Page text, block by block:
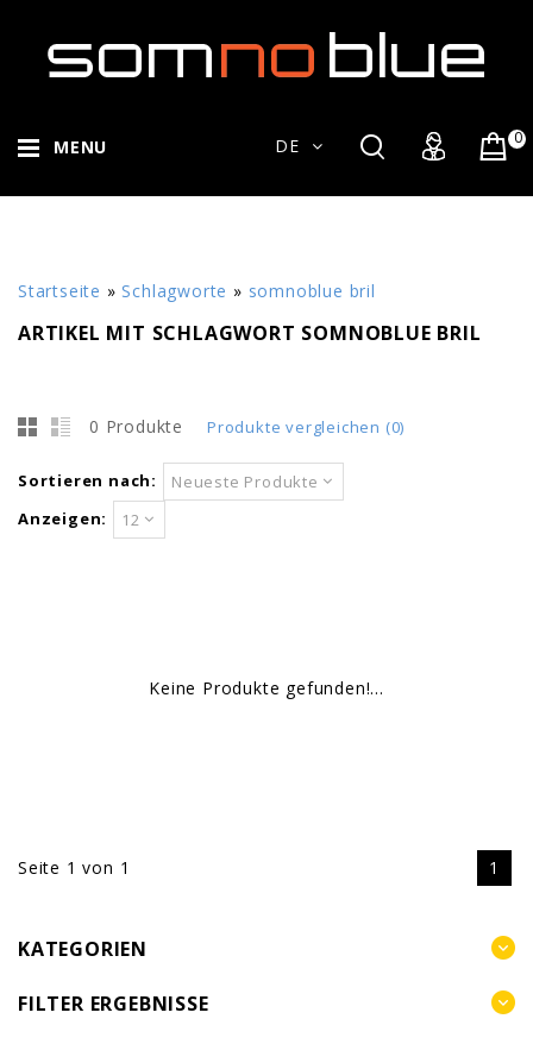
MENU 0
DE
Startseite » Schlagworte » somnoblue bril
ARTIKEL MIT SCHLAGWORT SOMNOBLUE BRIL
0 Produkte Produkte vergleichen (0)
Sortieren nach:
Neueste Produkte
Anzeigen:
12
Keine Produkte gefunden!...
Seite 1 von 1 1
KATEGORIEN
FILTER ERGEBNISSE